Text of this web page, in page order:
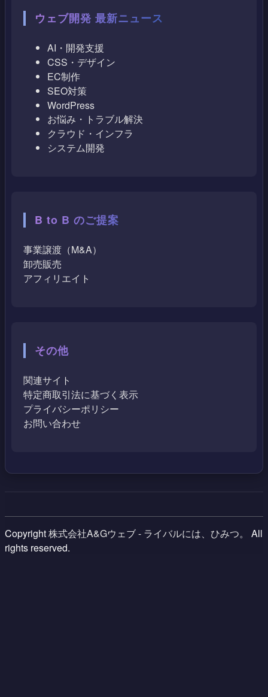
ウェブ開発 最新ニュース
AI・開発支援
CSS・デザイン
EC制作
SEO対策
WordPress
お悩み・トラブル解決
クラウド・インフラ
システム開発
B to B のご提案
事業譲渡（M&A）
卸売販売
アフィリエイト
その他
関連サイト
特定商取引法に基づく表示
プライバシーポリシー
お問い合わせ
Copyright株式会社A&Gウェブ - ライバルには、ひみつ。
All
rights reserved.